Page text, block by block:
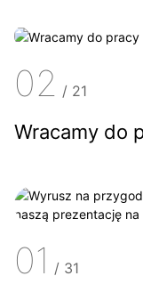
02 / 21
Wracamy do
01 / 31